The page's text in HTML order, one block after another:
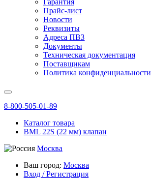
Гарантия
Прайс-лист
Новости
Реквизиты
Адреса ПВЗ
Документы
Техническая документация
Поставщикам
Политика конфиденциальности
8-800-505-01-89
Каталог товара
BML 22S (22 мм) клапан
Москва
Ваш город: Москва
Вход / Регистрация